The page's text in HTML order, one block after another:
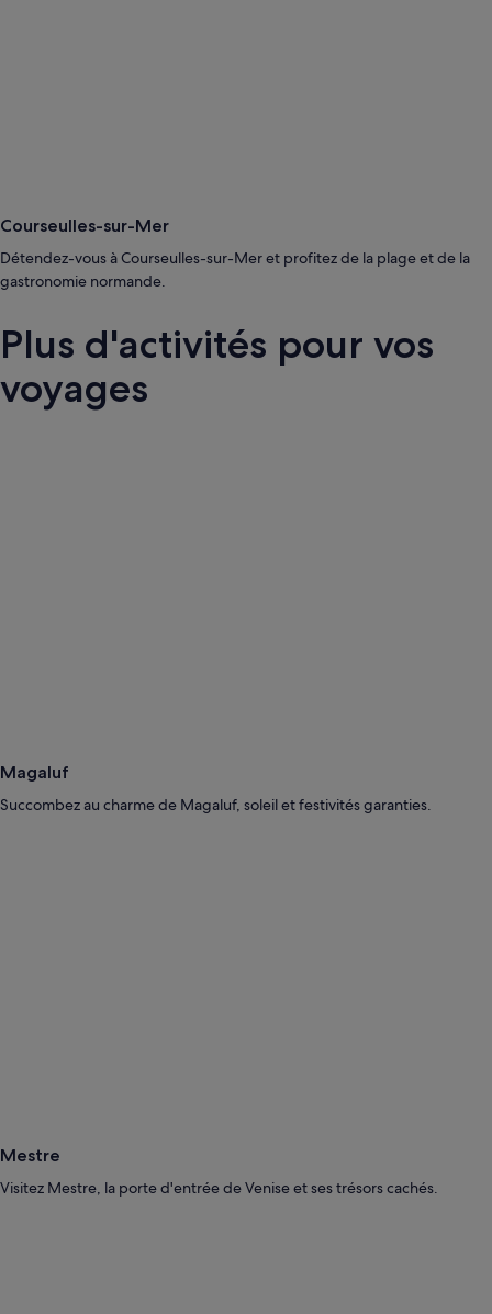
Courseulles-sur-Mer
Détendez-vous à Courseulles-sur-Mer et profitez de la plage et de la
gastronomie normande.
Plus d'activités pour vos
voyages
Magaluf
Succombez au charme de Magaluf, soleil et festivités garanties.
Mestre
Visitez Mestre, la porte d'entrée de Venise et ses trésors cachés.